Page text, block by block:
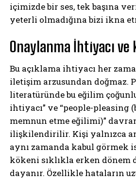
içimizde bir ses, tek başına
yeterli olmadığına bizi ikna
Onaylanma İhtiyacı ve
Bu açıklama ihtiyacı her
iletişim arzusundan doğmaz.
literatüründe bu eğilim
ihtiyacı” ve “people-pleasing
memnun etme eğilimi)”
ilişkilendirilir. Kişi yalnızca
aynı zamanda kabul görmek
kökeni sıklıkla erken dönem
dayanır. Özellikle hataların